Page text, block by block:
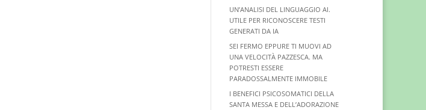
UN’ANALISI DEL LINGUAGGIO AI.
UTILE PER RICONOSCERE TESTI
GENERATI DA IA
SEI FERMO EPPURE TI MUOVI AD
UNA VELOCITÀ PAZZESCA. MA
POTRESTI ESSERE
PARADOSSALMENTE IMMOBILE
I BENEFICI PSICOSOMATICI DELLA
SANTA MESSA E DELL’ADORAZIONE